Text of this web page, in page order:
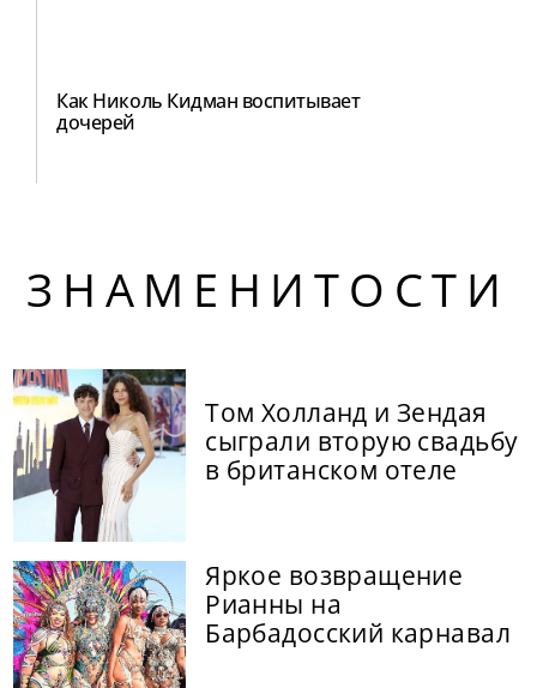
Как Николь Кидман воспитывает
дочерей
ЗНАМЕНИТОСТИ
Том Холланд и Зендая
сыграли вторую свадьбу
в британском отеле
Яркое возвращение
Рианны на
Барбадосский карнавал